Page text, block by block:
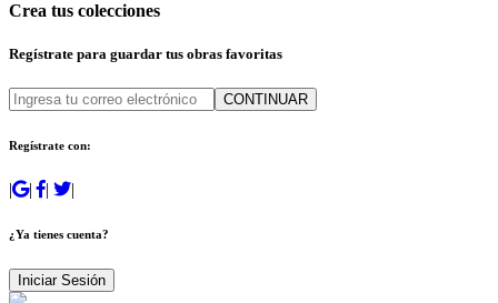
Crea tus colecciones
Regístrate para guardar tus obras favoritas
CONTINUAR
Regístrate con:
| | | |
¿Ya tienes cuenta?
Iniciar Sesión